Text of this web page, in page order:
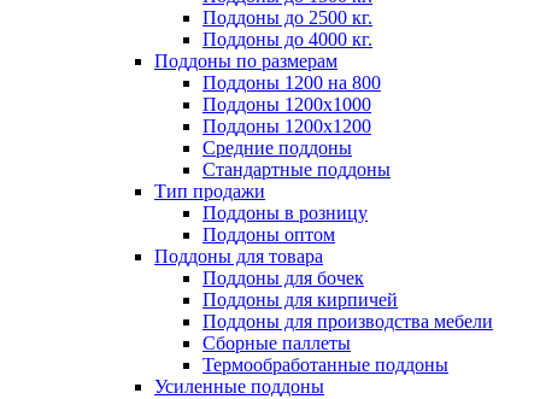
Поддоны до 2500 кг.
Поддоны до 4000 кг.
Поддоны по размерам
Поддоны 1200 на 800
Поддоны 1200х1000
Поддоны 1200х1200
Средние поддоны
Стандартные поддоны
Тип продажи
Поддоны в розницу
Поддоны оптом
Поддоны для товара
Поддоны для бочек
Поддоны для кирпичей
Поддоны для производства мебели
Сборные паллеты
Термообработанные поддоны
Усиленные поддоны